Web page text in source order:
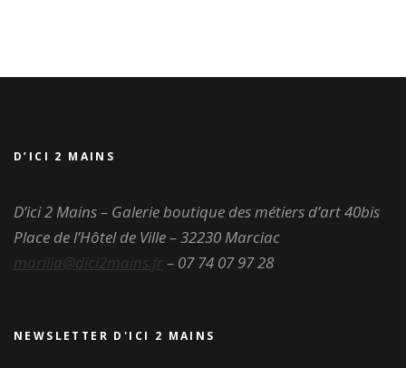
D’ICI 2 MAINS
D’ici 2 Mains – Galerie boutique des métiers d’art40bis
Place de l’Hôtel de Ville – 32230 Marciac
marilia@dici2mains.fr– 07 74 07 97 28
NEWSLETTER D'ICI 2 MAINS